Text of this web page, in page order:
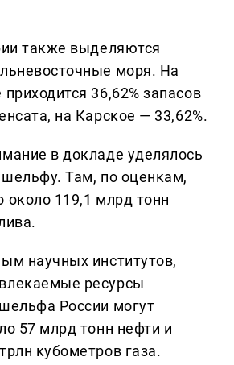
также выделяются
моря. На
36,62% запасов
на Карское — 33,62%.
в докладе уделялось
Там, по оценкам,
около 119,1 млрд тонн
научных институтов,
ресурсы
России могут
57 млрд тонн нефти и
кубометров газа.